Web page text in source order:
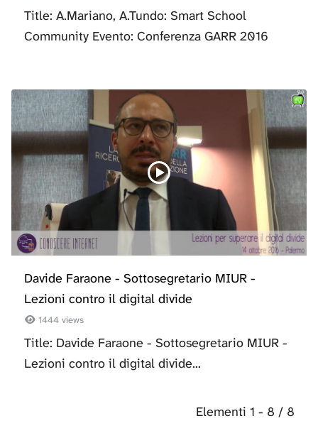
Title: A.Mariano, A.Tundo: Smart School
Community Evento: Conferenza GARR 2016
Davide Faraone - Sottosegretario MIUR -
Lezioni contro il digital divide
1444 views
Title: Davide Faraone - Sottosegretario MIUR -
Lezioni contro il digital divide...
Elementi 1 - 8 / 8